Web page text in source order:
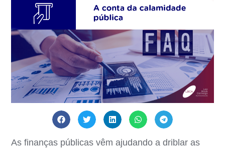
As finanças públicas vêm ajudando a driblar as